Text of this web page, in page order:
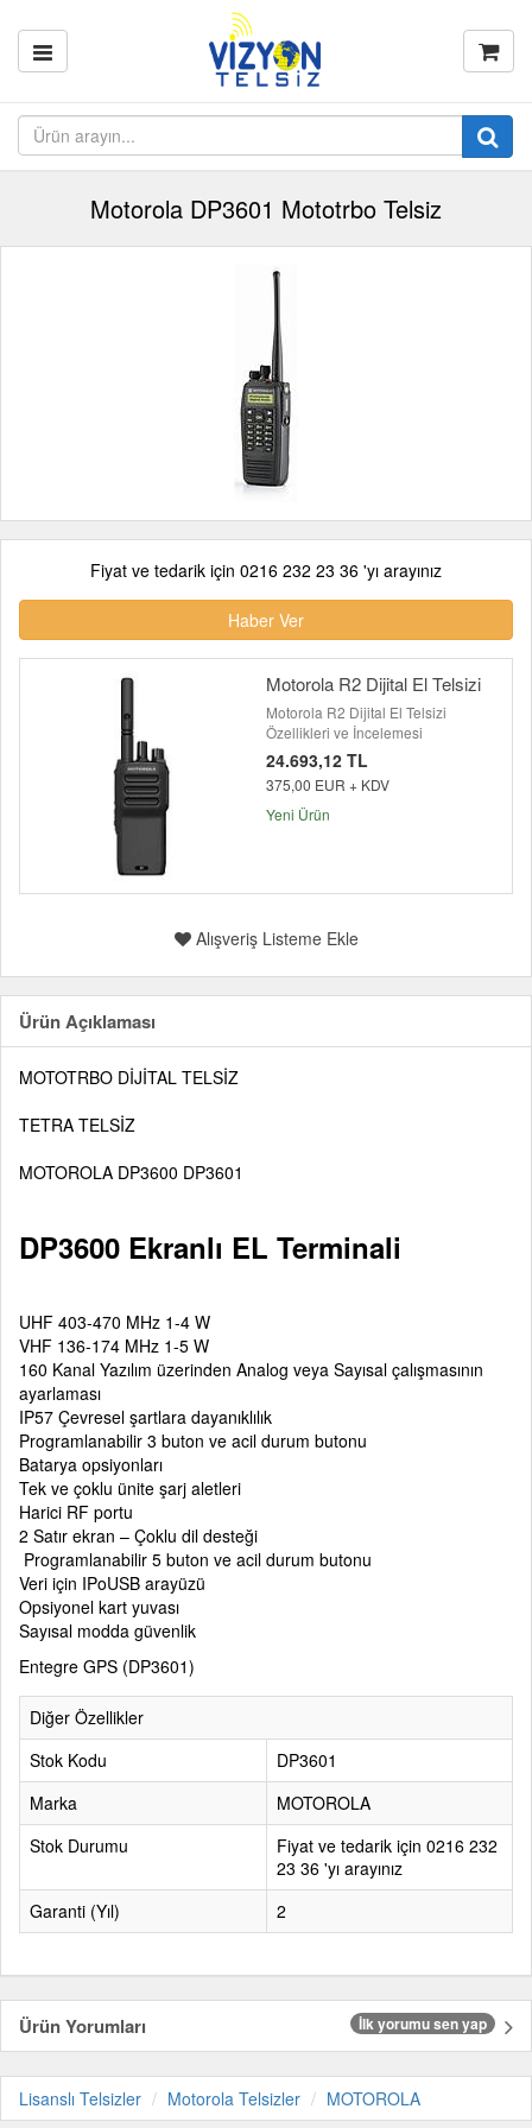
Motorola DP3601 Mototrbo Telsiz
Fiyat ve tedarik için 0216 232 23 36 'yı arayınız
Haber Ver
Motorola R2 Dijital El Telsizi
Motorola R2 Dijital El Telsizi
Özellikleri ve İncelemesi
24.693,12 TL
375,00 EUR + KDV
Yeni Ürün
Alışveriş Listeme Ekle
Ürün Açıklaması
MOTOTRBO DİJİTAL TELSİZ
TETRA TELSİZ
MOTOROLA DP3600 DP3601
DP3600 Ekranlı EL Terminali
UHF 403-470 MHz 1-4 W
VHF 136-174 MHz 1-5 W
160 Kanal Yazılım üzerinden Analog veya Sayısal çalışmasının
ayarlaması
IP57 Çevresel şartlara dayanıklılık
Programlanabilir 3 buton ve acil durum butonu
Batarya opsiyonları
Tek ve çoklu ünite şarj aletleri
Harici RF portu
2 Satır ekran – Çoklu dil desteği
Programlanabilir 5 buton ve acil durum butonu
Veri için IPoUSB arayüzü
Opsiyonel kart yuvası
Sayısal modda güvenlik
Entegre GPS (DP3601)
Diğer Özellikler
Stok Kodu
DP3601
Marka
MOTOROLA
Stok Durumu
Fiyat ve tedarik için 0216 232
23 36 'yı arayınız
Garanti (Yıl)
2
Ürün Yorumları İlk yorumu sen yap
Lisanslı Telsizler Motorola Telsizler MOTOROLA